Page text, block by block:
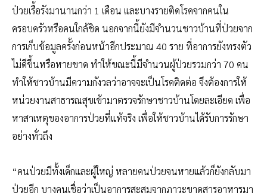
ป่วยเรื้อรังมานานกว่า 1 เดือน และบางรายติดโรคจากคนใน
ครอบครัวหรือคนใกล้ชิด นอกจากนี้ยังมีจำนวนชาวบ้านที่ป่วยจาก
การเก็บข้อมูลครั้งก่อนหน้าอีกประมาณ 40 ราย ที่อาการยังทรงตัว
ไม่ดีขึ้นหรือหายขาด ทำให้ขณะนี้มีจำนวนผู้ป่วยรวมกว่า 70 คน
ทำให้ชาวบ้านมีความกังวลว่าอาจจะเป็นโรคติดต่อ จึงต้องการให้
หน่วยงานสาธารณสุขเข้ามาตรวจรักษาชาวบ้านโดยละเอียด เพื่อ
หาสาเหตุของอาการป่วยที่แท้จริง เพื่อให้ชาวบ้านได้รับการรักษา
อย่างทั่วถึง
“คนป่วยมีทั้งเด็กและผู้ใหญ่ หลายคนป่วยจนหายแล้วก็ยังกลับมา
ป่วยอีก บางคนเชื่อว่าเป็นอาการสะสมจากภาวะขาดสารอาหารมา